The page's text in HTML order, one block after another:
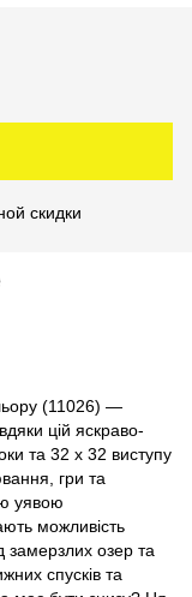
скидки
(11026) —
цій яскраво-
та 32 x 32 виступу
гри та
уявою
можливість
замерзлих озер та
спусків та